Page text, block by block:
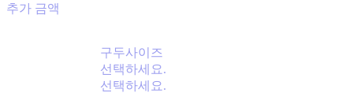
추가 금액
구두사이즈
선택하세요.
선택하세요.